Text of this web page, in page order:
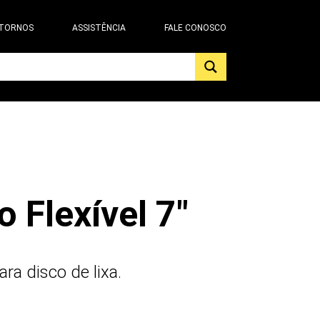
ASSISTÊNCIA FALE CONOSCO
Flexível 7"
disco de lixa.